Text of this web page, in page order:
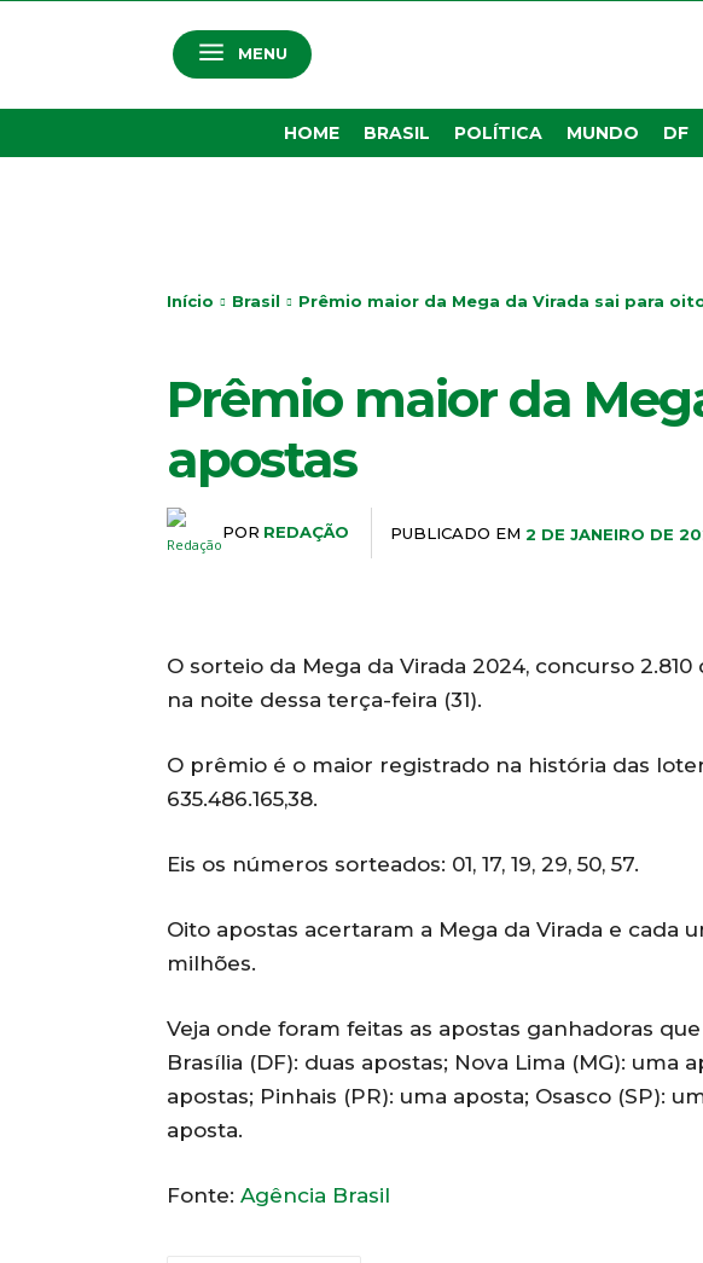
MENU
HOME BRASIL POLÍTICA MUNDO DF
Início Brasil Prêmio maior da Mega da Virada sai para
Prêmio maior da
apostas
POR REDAÇÃO PUBLICADO EM 2 DE JANEIRO DE
O sorteio da Mega da Virada 2024, concurso
na noite dessa terça-feira (31).
O prêmio é o maior registrado na história das
635.486.165,38.
Eis os números sorteados: 01, 17, 19, 29, 50, 57.
Oito apostas acertaram a Mega da Virada e cada
milhões.
Veja onde foram feitas as apostas ganhadoras
Brasília (DF): duas apostas; Nova Lima (MG): uma
apostas; Pinhais (PR): uma aposta; Osasco (SP):
aposta.
Fonte: Agência Brasil